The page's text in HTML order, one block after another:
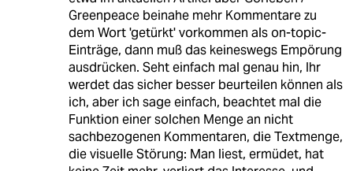
Greenpeace beinahe mehr Kommentare zu
dem Wort 'getürkt' vorkommen als on-topic-
Einträge, dann muß das keineswegs Empörung
ausdrücken. Seht einfach mal genau hin, Ihr
werdet das sicher besser beurteilen können als
ich, aber ich sage einfach, beachtet mal die
Funktion einer solchen Menge an nicht
sachbezogenen Kommentaren, die Textmenge,
die visuelle Störung: Man liest, ermüdet, hat